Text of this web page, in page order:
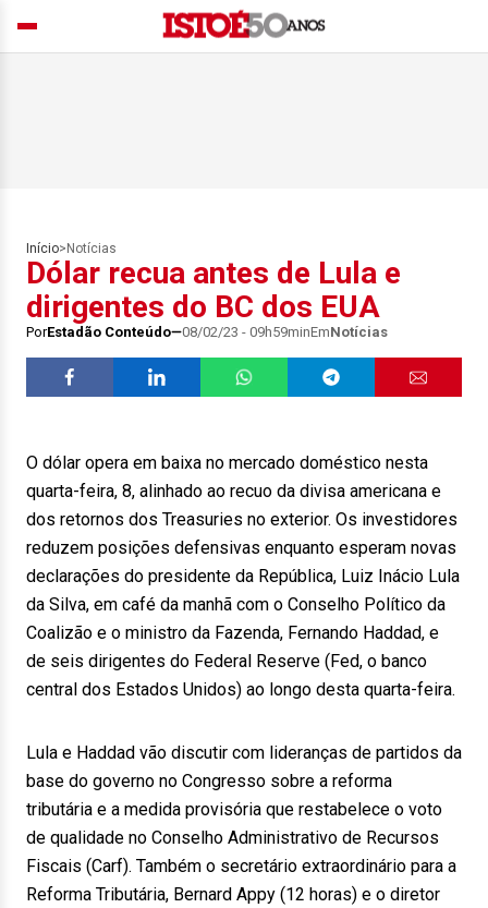
Início> Notícias
Dólar recua antes de Lula e
dirigentes do BC dos EUA
PorEstadão Conteúdo 08/02/23 - 09h59minEmNotícias
O dólar opera em baixa no mercado doméstico nesta
quarta-feira, 8, alinhado ao recuo da divisa americana e
dos retornos dos Treasuries no exterior. Os investidores
reduzem posições defensivas enquanto esperam novas
declarações do presidente da República, Luiz Inácio Lula
da Silva, em café da manhã com o Conselho Político da
Coalizão e o ministro da Fazenda, Fernando Haddad, e
de seis dirigentes do Federal Reserve (Fed, o banco
central dos Estados Unidos) ao longo desta quarta-feira.
Lula e Haddad vão discutir com lideranças de partidos da
base do governo no Congresso sobre a reforma
tributária e a medida provisória que restabelece o voto
de qualidade no Conselho Administrativo de Recursos
Fiscais (Carf). Também o secretário extraordinário para a
Reforma Tributária, Bernard Appy (12 horas) e o diretor